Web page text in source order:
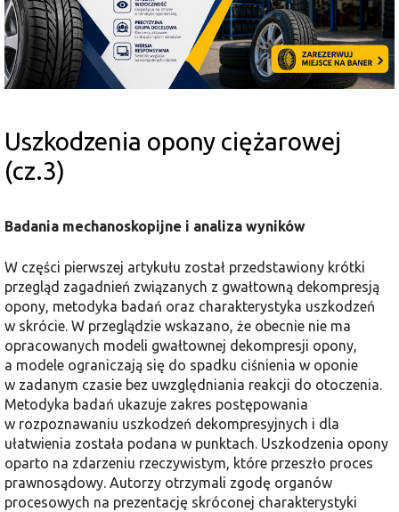
Uszkodzenia opony ciężarowej
(cz.3)
Badania mechanoskopijne i analiza wyników
W części pierwszej artykułu został przedstawiony krótki
przegląd zagadnień związanych z gwałtowną dekompresją
opony, metodyka badań oraz charakterystyka uszkodzeń
w skrócie. W przeglądzie wskazano, że obecnie nie ma
opracowanych modeli gwałtownej dekompresji opony,
a modele ograniczają się do spadku ciśnienia w oponie
w zadanym czasie bez uwzględniania reakcji do otoczenia.
Metodyka badań ukazuje zakres postępowania
w rozpoznawaniu uszkodzeń dekompresyjnych i dla
ułatwienia została podana w punktach. Uszkodzenia opony
oparto na zdarzeniu rzeczywistym, które przeszło proces
prawnosądowy. Autorzy otrzymali zgodę organów
procesowych na prezentację skróconej charakterystyki